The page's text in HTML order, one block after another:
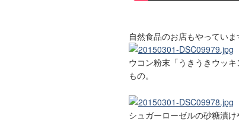
自然食品のお店もやっていま
ウコン粉末「うきうきウッ
もの。
シュガーローゼルの砂糖漬